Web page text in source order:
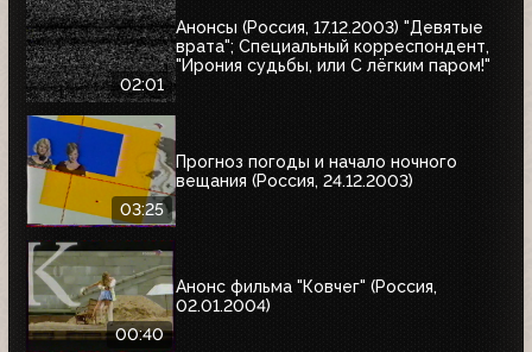
02:01
Анонсы (Россия, 17.12.2003) "Девятые
врата"; Специальный корреспондент,
"Ирония судьбы, или С лёгким паром!"
03:25
Прогноз погоды и начало ночного
вещания (Россия, 24.12.2003)
00:40
Анонс фильма "Ковчег" (Россия,
02.01.2004)